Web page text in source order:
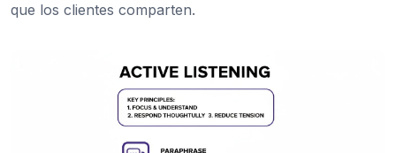
que los clientes comparten.